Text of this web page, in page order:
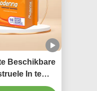
Beschikbare
In te
Stootkussens